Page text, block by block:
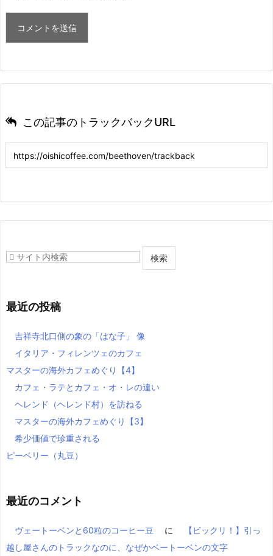
この記事のトラックバックURL
最近の投稿
吉祥寺北口側の象の「はな子」 像
イタリア・フィレンツェのカフェ
マスターの海外カフェめぐり【4】
カフェ・ラテとカフェ・オ・レの違い
ヘレンド（ヘレンド村）を訪ねる
マスターの海外カフェめぐり【3】
希少価値で珍重される
ピーベリー（丸豆）
最近のコメント
ヴェートーベンと60粒のコーヒー豆 に
【ビックリ！】引っ
越し屋さんのトラックなのに、なぜかベートーベンの文字